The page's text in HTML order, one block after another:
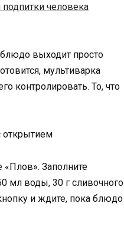
человека
выходит просто
мультиварка
контролировать. То, что
Заполните
мл воды, 30 г сливочного
и ждите, пока блюдо